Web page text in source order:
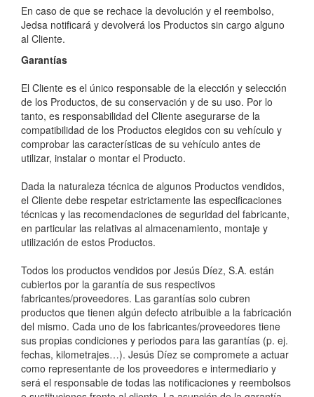
En caso de que se rechace la devolución y el reembolso,
Jedsa notificará y devolverá los Productos sin cargo alguno
al Cliente.
Garantías
El Cliente es el único responsable de la elección y selección
de los Productos, de su conservación y de su uso. Por lo
tanto, es responsabilidad del Cliente asegurarse de la
compatibilidad de los Productos elegidos con su vehículo y
comprobar las características de su vehículo antes de
utilizar, instalar o montar el Producto.
Dada la naturaleza técnica de algunos Productos vendidos,
el Cliente debe respetar estrictamente las especificaciones
técnicas y las recomendaciones de seguridad del fabricante,
en particular las relativas al almacenamiento, montaje y
utilización de estos Productos.
Todos los productos vendidos por Jesús Díez, S.A. están
cubiertos por la garantía de sus respectivos
fabricantes/proveedores. Las garantías solo cubren
productos que tienen algún defecto atribuible a la fabricación
del mismo. Cada uno de los fabricantes/proveedores tiene
sus propias condiciones y periodos para las garantías (p. ej.
fechas, kilometrajes…). Jesús Díez se compromete a actuar
como representante de los proveedores e intermediario y
será el responsable de todas las notificaciones y reembolsos